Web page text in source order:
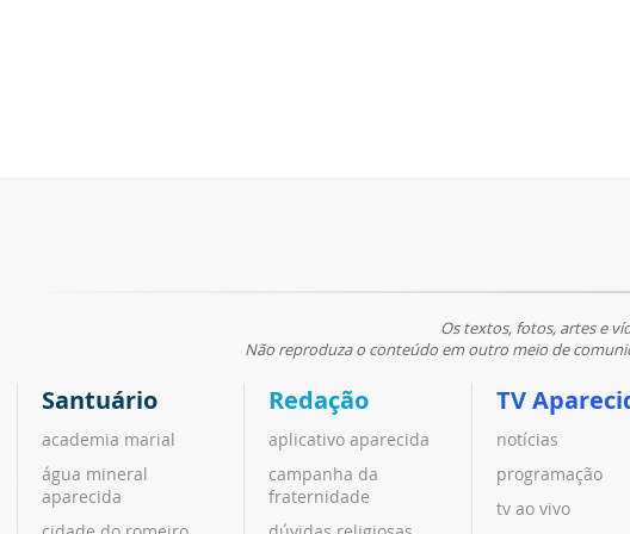
Os textos, fotos, artes e
Não reproduza o conteúdo em outro meio de
Santuário
academia marial
água mineral
aparecida
Redação
aplicativo aparecida
campanha da
fraternidade
TV
notícias
programação
tv ao vivo